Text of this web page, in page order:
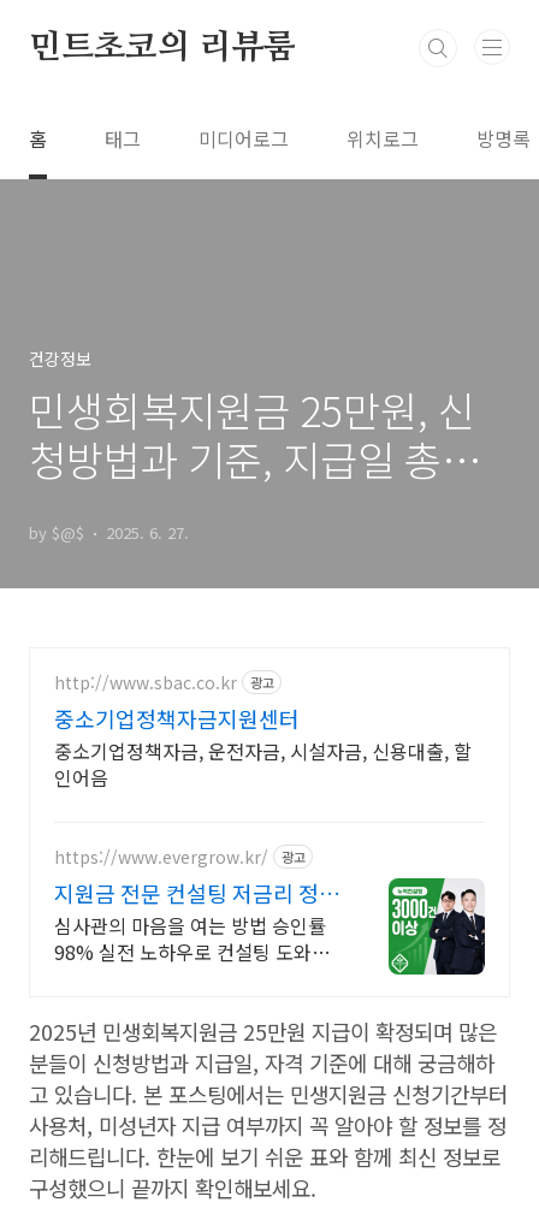
민트초코의 리뷰룸
홈 태그 미디어로그 위치로그 방명록
건강정보
민생회복지원금 25만원, 신
청방법과 기준, 지급일 총정
by $@$ 2025. 6. 27.
http://www.sbac.co.kr 광고
중소기업정책자금지원센터
중소기업정책자금, 운전자금, 시설자금, 신용대출, 할
인어음
https://www.evergrow.kr/ 광고
지원금 전문 컨설팅 저금리 정책
자금 지금 신청
심사관의 마음을 여는 방법 승인률
98% 실전 노하우로 컨설팅 도와드
2025년 민생회복지원금 25만원 지급이 확정되며 많은
분들이 신청방법과 지급일, 자격 기준에 대해 궁금해하
고 있습니다. 본 포스팅에서는 민생지원금 신청기간부터
사용처, 미성년자 지급 여부까지 꼭 알아야 할 정보를 정
리해드립니다. 한눈에 보기 쉬운 표와 함께 최신 정보로
구성했으니 끝까지 확인해보세요.